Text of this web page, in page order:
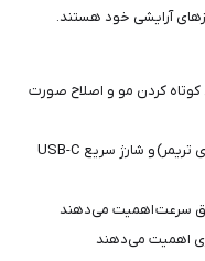
آرایشی خود هستند.
کوتاه کردن مو و اصلاح صورت
کاربرانی که به باتری بادوام (۲۴۰ دقیقه برای تریمر) و شارژ سریع USB-C
اهمیت می‌دهند